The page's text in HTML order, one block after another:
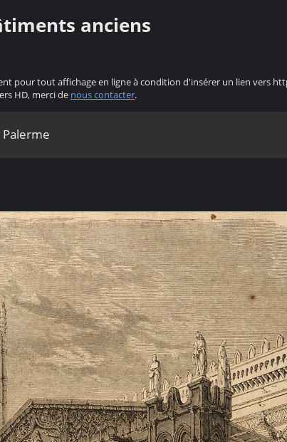
anciens
pour tout affichage en ligne à condition d'insérer un lien vers
HD, merci de nous contacter.